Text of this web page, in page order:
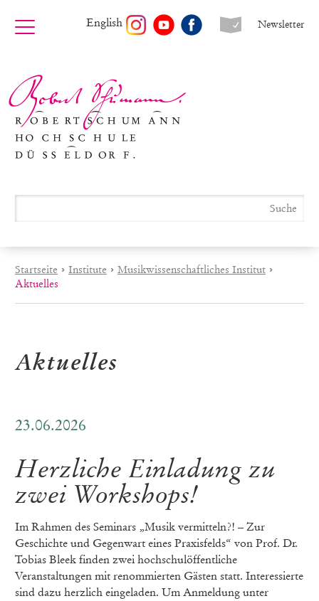
Newsletter
English
Startseite › Institute › Musikwissenschaftliches Institut ›
Aktuelles
Aktuelles
23.06.2026
Herzliche Einladung zu
zwei Workshops!
Im Rahmen des Seminars „Musik vermitteln?! – Zur
Geschichte und Gegenwart eines Praxisfelds“ von Prof. Dr.
Tobias Bleek finden zwei hochschulöffentliche
Veranstaltungen mit renommierten Gästen statt. Interessierte
sind dazu herzlich eingeladen. Um Anmeldung unter